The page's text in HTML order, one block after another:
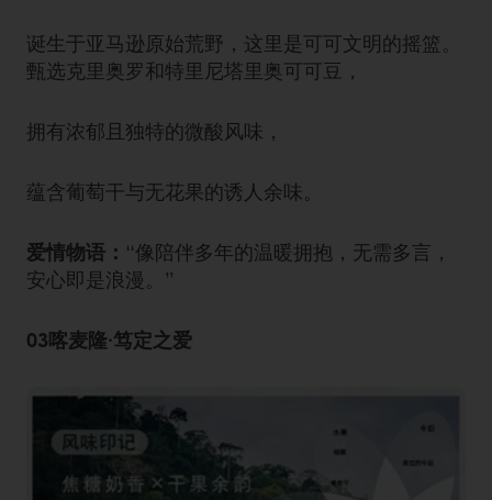
诞生于亚马逊原始荒野，这里是可可文明的摇篮。
甄选克里奥罗和特里尼塔里奥可可豆，
拥有浓郁且独特的微酸风味，
蕴含葡萄干与无花果的诱人余味。
爱情物语： “像陪伴多年的温暖拥抱，无需多言，
安心即是浪漫。”
03喀麦隆·笃定之爱